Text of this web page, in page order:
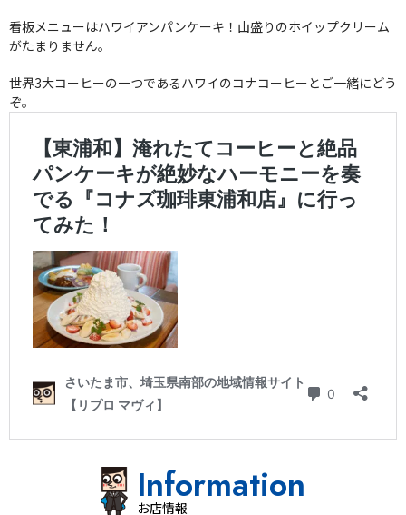
看板メニューはハワイアンパンケーキ！山盛りのホイップクリーム
がたまりません。
世界3大コーヒーの一つであるハワイのコナコーヒーとご一緒にどう
ぞ。
Information
お店情報